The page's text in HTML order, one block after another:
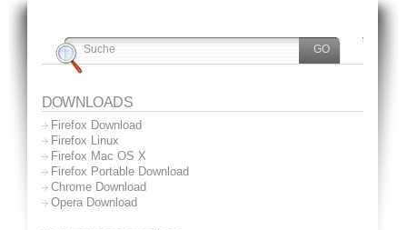
DOWNLOADS
Firefox Download
Firefox Linux
Firefox Mac OS X
Firefox Portable Download
Chrome Download
Opera Download